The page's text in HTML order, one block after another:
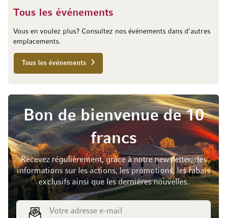
Tous les événements
Vous en voulez plus? Consultez nos événements dans d'autres
emplacements.
Tous les événements
Bon de bienvenue de 10
francs
Recevez régulièrement, grâce à notre newsletter, des
informations sur les actions, les promotions, les rabais
exclusifs ainsi que les dernières nouvelles.
Adresse e-mail